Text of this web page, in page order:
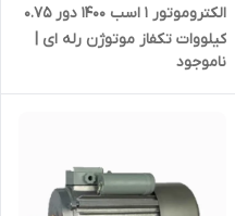
الکتروموتور 1 اسب ۱۴۰۰ دور 0.75
کیلووات تکفاز موتوژن رله ای |
خازن تبریز ایرانی
ناموجود